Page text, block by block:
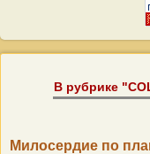
В рубрике
Милосердие по